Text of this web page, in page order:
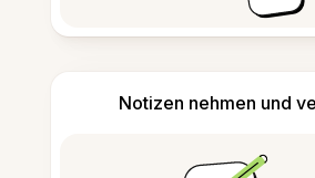
Notizen nehmen und